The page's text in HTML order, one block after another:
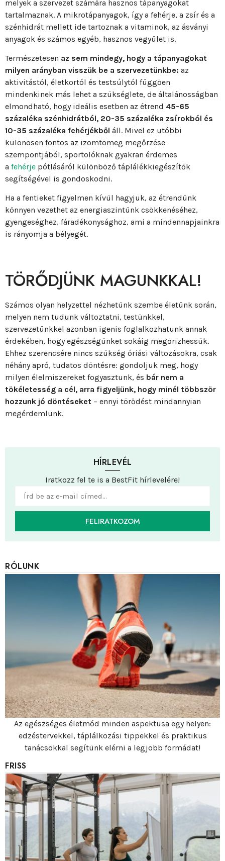
HÍRLEVÉL
Iratkozz fel te is a BestFit hírlevelére!
FELIRATKOZOM
melyek a szervezet számára hasznos tápanyagokat
tartalmaznak. A mikrotápanyagok, így a fehérje, a zsír és a
szénhidrát mellett ide tartoznak a vitaminok, az ásványi
anyagok és számos egyéb, hasznos vegyület is.
Természetesen az sem mindegy, hogy a tápanyagokat
milyen arányban visszük be a szervezetünkbe: az
aktivitástól, életkortól és testsúlytól függően
mindenkinek más lehet a szükséglete, de általánosságban
elmondható, hogy ideális esetben az étrend 45-65
százaléka szénhidrátból, 20-35 százaléka zsírokból és
10-35 százaléka fehérjékből áll. Mivel ez utóbbi
különösen fontos az izomtömeg megőrzése
szempontjából, sportolóknak gyakran érdemes
a fehérje pótlásáról különböző táplálékkiegészítők
segítségével is gondoskodni.
Ha a fentieket figyelmen kívül hagyjuk, az étrendünk
könnyen vezethet az energiaszintünk csökkenéséhez,
gyengeséghez, fáradékonysághoz, ami a mindennapjainkra
is rányomja a bélyegét.
TÖRŐDJÜNK MAGUNKKAL!
Számos olyan helyzettel nézhetünk szembe életünk során,
melyen nem tudunk változtatni, testünkkel,
szervezetünkkel azonban igenis foglalkozhatunk annak
érdekében, hogy egészségünket sokáig megőrizhessük.
Ehhez szerencsére nincs szükség óriási változásokra, csak
néhány apró, tudatos döntésre: gondoljuk meg, hogy
milyen élelmiszereket fogyasztunk, és bár nem a
tökéletesség a cél, arra figyeljünk, hogy minél többször
hozzunk jó döntéseket – ennyi törődést mindannyian
megérdemlünk.
RÓLUNK
Az egészséges életmód minden aspektusa egy helyen:
edzéstervekkel, táplálkozási tippekkel és praktikus
tanácsokkal segítünk elérni a legjobb formádat!
FRISS